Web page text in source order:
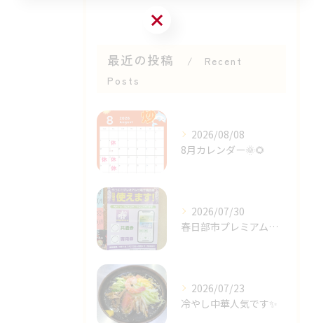
最近の投稿
Recent
Posts
2026/08/08
8月カレンダー🌞🌻⁡
2026/07/30
春日部市プレミアム商品券✨⁡
2026/07/23
冷やし中華人気です✨⁡
ご予約はこちら